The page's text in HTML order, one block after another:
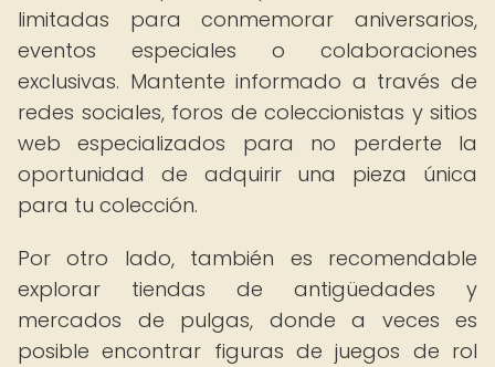
limitadas para conmemorar aniversarios,
eventos especiales o colaboraciones
exclusivas. Mantente informado a través de
redes sociales, foros de coleccionistas y sitios
web especializados para no perderte la
oportunidad de adquirir una pieza única
para tu colección.
Por otro lado, también es recomendable
explorar tiendas de antigüedades y
mercados de pulgas, donde a veces es
posible encontrar figuras de juegos de rol